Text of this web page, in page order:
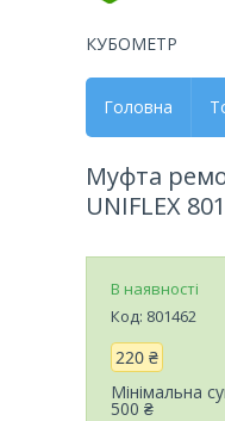
КУБОМЕТР
Головна
Муфта
UNIFLEX
В наявності
Код: 801462
220 ₴
Мінімальна
500 ₴